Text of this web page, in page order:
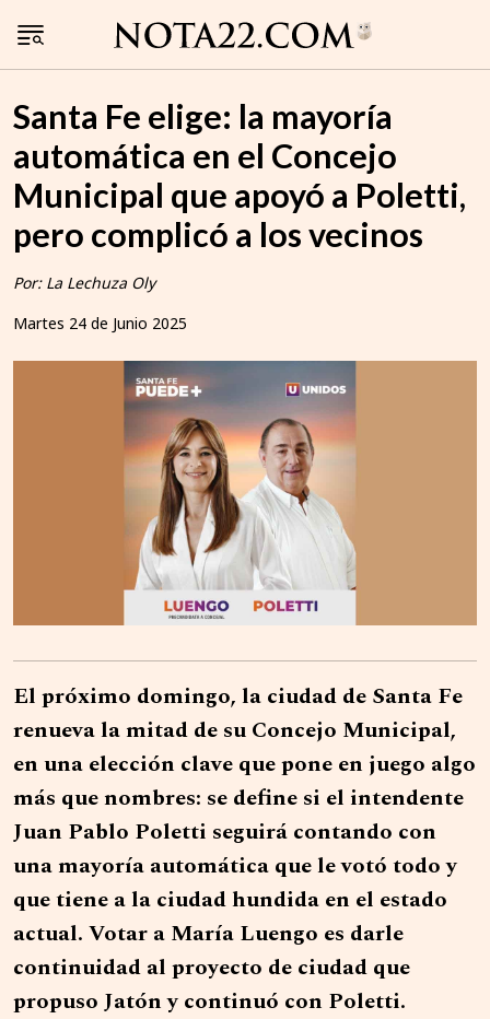
Santa Fe elige: la mayoría
automática en el Concejo
Municipal que apoyó a Poletti,
pero complicó a los vecinos
Por: La Lechuza Oly
Martes 24 de Junio 2025
El próximo domingo, la ciudad de Santa Fe
renueva la mitad de su Concejo Municipal,
en una elección clave que pone en juego algo
más que nombres: se define si el intendente
Juan Pablo Poletti seguirá contando con
una mayoría automática que le votó todo y
que tiene a la ciudad hundida en el estado
actual. Votar a María Luengo es darle
continuidad al proyecto de ciudad que
propuso Jatón y continuó con Poletti.